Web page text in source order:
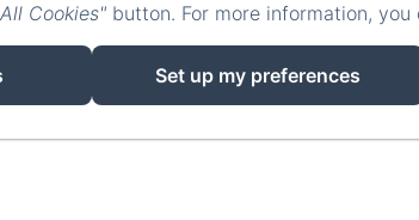
EN FR DE
Cookies" button. For more information, you
Set up my preferences